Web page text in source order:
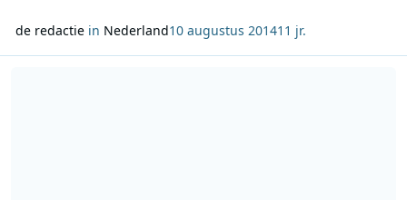
de redactiein Nederland10 augustus 201411 jr.